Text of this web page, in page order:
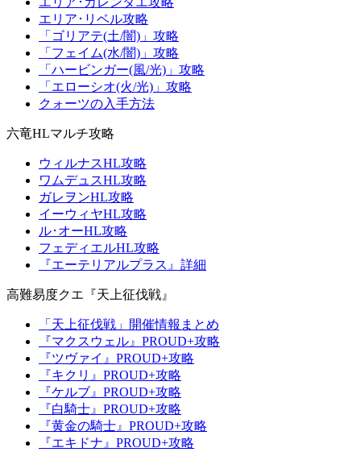
エリア･リベル攻略
「ゴリアテ(土/闇)」攻略
「フェイム(水/闇)」攻略
「ハービンガー(風/光)」攻略
「エローシオ(火/光)」攻略
クォーツの入手方法
六竜HLマルチ攻略
ウィルナスHL攻略
ワムデュスHL攻略
ガレヲンHL攻略
イーウィヤHL攻略
ル･オーHL攻略
フェディエルHL攻略
『エーテリアルプラス』詳細
高難易度クエ『天上征伐戦』
「天上征伐戦」開催情報まとめ
『マクスウェル』PROUD+攻略
『ツヴァイ』PROUD+攻略
『キクリ』PROUD+攻略
『ケルブ』PROUD+攻略
『白騎士』PROUD+攻略
『黄金の騎士』PROUD+攻略
『エキドナ』PROUD+攻略